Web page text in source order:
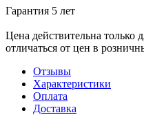
Гарантия 5 лет
Цена действительна только
отличаться от цен в
Отзывы
Характеристики
Оплата
Доставка